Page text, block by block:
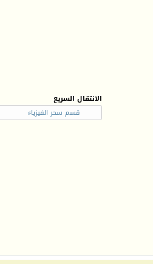
الانتقال السريع